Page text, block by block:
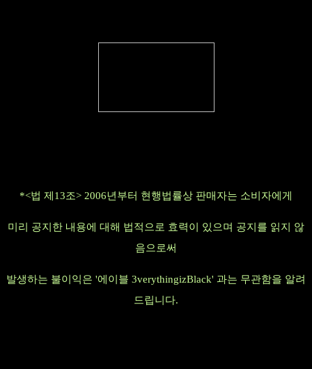
*<법 제13조> 2006년부터 현행법률상 판매자는 소비자에게
미리 공지한 내용에 대해 법적으로 효력이 있으며 공지를 읽지 않
음으로써
발생하는 불이익은 '에이블 3verythingizBlack' 과는 무관함을 알려
드립니다.